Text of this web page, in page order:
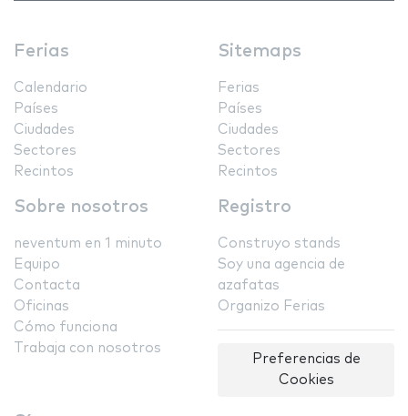
Ferias
Calendario
Países
Ciudades
Sectores
Recintos
Sitemaps
Ferias
Países
Ciudades
Sectores
Recintos
Sobre nosotros
neventum en 1 minuto
Equipo
Contacta
Oficinas
Cómo funciona
Trabaja con nosotros
Registro
Construyo stands
Soy una agencia de
azafatas
Organizo Ferias
Preferencias de
Cookies